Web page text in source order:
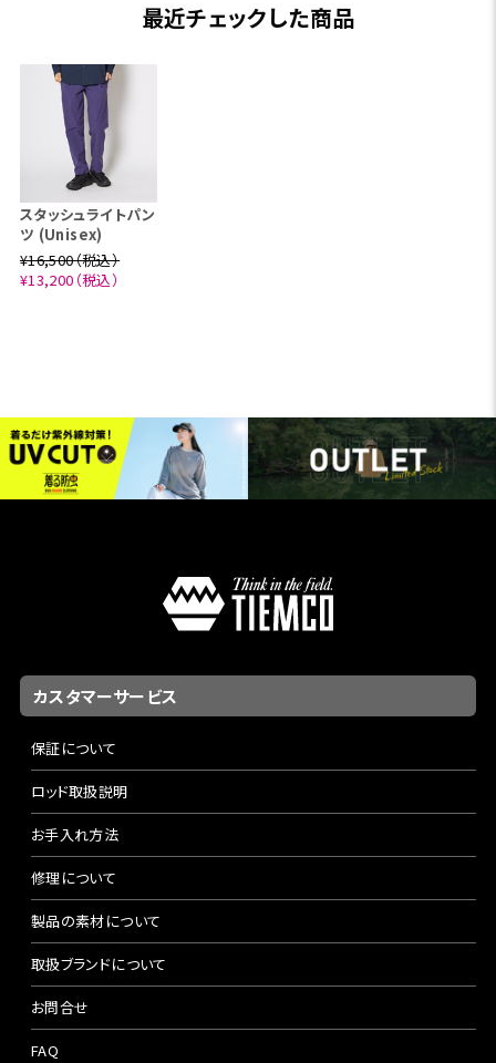
最近チェックした商品
スタッシュライトパン
ツ (Unisex)
¥16,500（税込）
¥13,200（税込）
カスタマーサービス
保証について
ロッド取扱説明
お手入れ方法
修理について
製品の素材について
取扱ブランドについて
お問合せ
FAQ